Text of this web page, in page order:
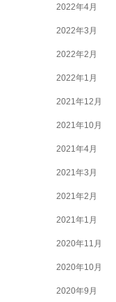
2022年4月
2022年3月
2022年2月
2022年1月
2021年12月
2021年10月
2021年4月
2021年3月
2021年2月
2021年1月
2020年11月
2020年10月
2020年9月